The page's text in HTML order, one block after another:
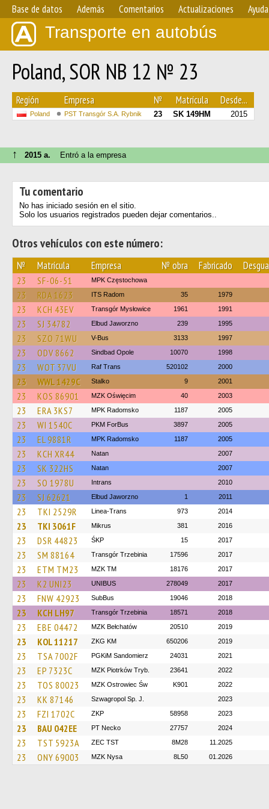
Base de datos Además Comentarios Actualizaciones Ayuda
Transporte en autobús
Poland, SOR NB 12 № 23
Región Empresa № Matrícula Desde...
Poland PST Transgór S.A. Rybnik 23 SK 149HM 2015
↑ 2015 a. Entró a la empresa
Tu comentario
No has iniciado sesión en el sitio.
Solo los usuarios registrados pueden dejar comentarios..
Otros vehículos con este número:
№ Matrícula Empresa № obra Fabricado
23 SF-06-51 MPK Częstochowa
23 RDA 1623 ITS Radom 35 1979
23 KCH 43EV Transgór Mysłowice 1961 1991
23 SJ 34782 Elbud Jaworzno 239 1995
23 SZO 71WU V-Bus 3133 1997
23 ODV 8662 Sindbad Opole 10070 1998
23 WOT 37VU Raf Trans 520102 2000
23 WWL 1429C Stalko 9 2001
23 KOS 86901 MZK Oświęcim 40 2003
23 ERA 3KS7 MPK Radomsko 1187 2005
23 WI 1540C PKM ForBus 3897 2005
23 EL 9881R MPK Radomsko 1187 2005
23 KCH XR44 Natan 2007
23 SK 322HS Natan 2007
23 SO 1978U Intrans 2010
23 SJ 62621 Elbud Jaworzno 1 2011
23 TKI 2529R Linea-Trans 973 2014
23 TKI 3061F Mikrus 381 2016
23 DSR 44823 ŚKP 15 2017
23 SM 88164 Transgór Trzebinia 17596 2017
23 ETM TM23 MZK TM 18176 2017
23 K2 UNI23 UNIBUS 278049 2017
23 FNW 42923 SubBus 19046 2018
23 KCH LH97 Transgór Trzebinia 18571 2018
23 EBE 04472 MZK Bełchatów 20510 2019
23 KOL 11217 ZKG KM 650206 2019
23 TSA 7002F PGKiM Sandomierz 24031 2021
23 EP 7323C MZK Piotrków Tryb. 23641 2022
23 TOS 80023 MZK Ostrowiec Św K901 2022
23 KK 87146 Szwagropol Sp. J. 2023
23 FZI 1702C ZKP 58958 2023
23 BAU 042EE PT Necko 27757 2024
23 TST 5923A ZEC TST 8M28 11.2025
23 ONY 69003 MZK Nysa 8L50 01.2026